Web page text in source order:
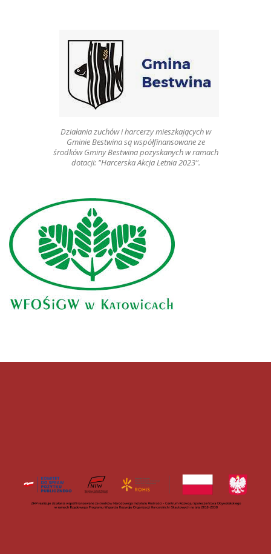
Działania zuchów i harcerzy mieszkających w
Gminie Bestwina są współfinansowane ze
środków Gminy Bestwina pozyskanych w ramach
dotacji: "Harcerska Akcja Letnia 2023".